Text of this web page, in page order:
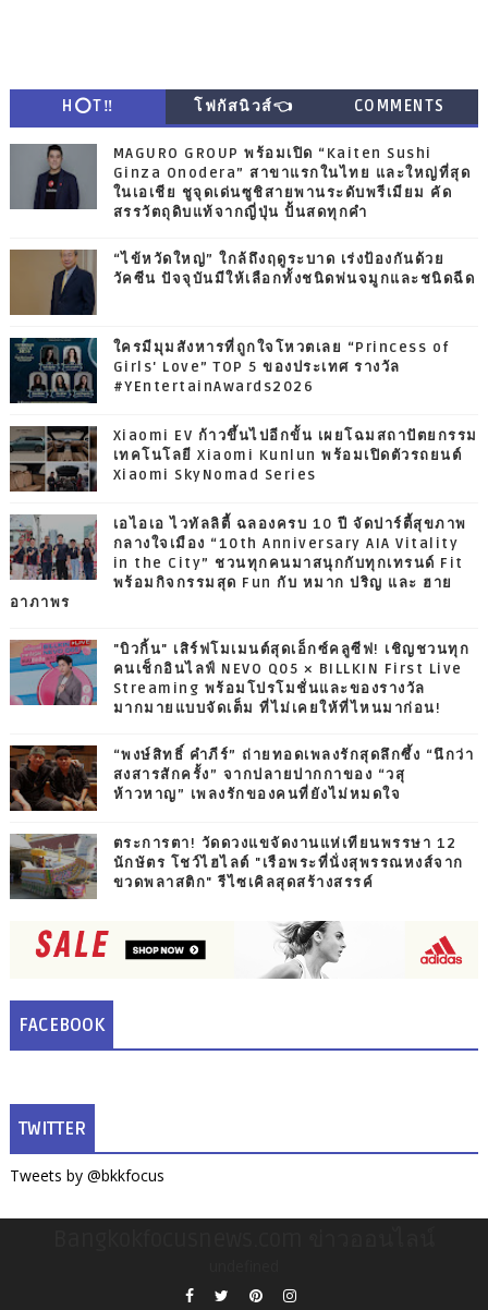
H⭕T‼ โฟกัสนิวส์👈 COMMENTS
MAGURO GROUP พร้อมเปิด “Kaiten Sushi
Ginza Onodera” สาขาแรกในไทย และใหญ่ที่สุด
ในเอเชีย ชูจุดเด่นซูชิสายพานระดับพรีเมียม คัด
สรรวัตถุดิบแท้จากญี่ปุ่น ปั้นสดทุกคำ
“ไข้หวัดใหญ่” ใกล้ถึงฤดูระบาด เร่งป้องกันด้วย
วัคซีน ปัจจุบันมีให้เลือกทั้งชนิดพ่นจมูกและชนิดฉีด
ใครมีมุมสังหารที่ถูกใจโหวตเลย “Princess of
Girls' Love” TOP 5 ของประเทศ รางวัล
#YEntertainAwards2026
Xiaomi EV ก้าวขึ้นไปอีกขั้น เผยโฉมสถาปัตยกรรม
เทคโนโลยี Xiaomi Kunlun พร้อมเปิดตัวรถยนต์
Xiaomi SkyNomad Series
เอไอเอ ไวทัลลิตี้ ฉลองครบ 10 ปี จัดปาร์ตี้สุขภาพ
กลางใจเมือง “10th Anniversary AIA Vitality
in the City” ชวนทุกคนมาสนุกกับทุกเทรนด์ Fit
พร้อมกิจกรรมสุด Fun กับ หมาก ปริญ และ ฮาย
อาภาพร
"บิวกิ้น" เสิร์ฟโมเมนต์สุดเอ็กซ์คลูซีฟ! เชิญชวนทุก
คนเช็กอินไลฟ์ NEVO Q05 × BILLKIN First Live
Streaming พร้อมโปรโมชั่นและของรางวัล
มากมายแบบจัดเต็ม ที่ไม่เคยให้ที่ไหนมาก่อน!
“พงษ์สิทธิ์ คำภีร์” ถ่ายทอดเพลงรักสุดลึกซึ้ง “นึกว่า
สงสารสักครั้ง” จากปลายปากกาของ “วสุ
ห้าวหาญ” เพลงรักของคนที่ยังไม่หมดใจ
ตระการตา! วัดดวงแขจัดงานแห่เทียนพรรษา 12
นักษัตร โชว์ไฮไลต์ "เรือพระที่นั่งสุพรรณหงส์จาก
ขวดพลาสติก" รีไซเคิลสุดสร้างสรรค์
FACEBOOK
TWITTER
Tweets by @bkkfocus